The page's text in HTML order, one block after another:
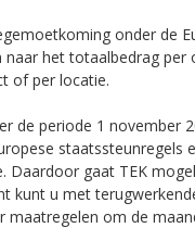
onder de
naar het totaalbedrag per
of per locatie.
de periode 1 november
staatssteunregels
Daardoor gaat TEK
kunt u met
maatregelen om de